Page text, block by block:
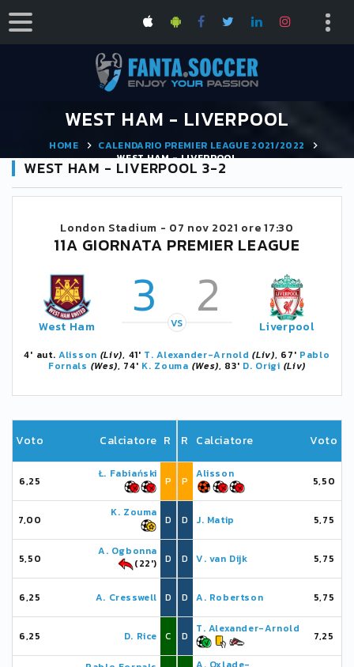
WEST HAM - LIVERPOOL
HOME
CALENDARIO PREMIER LEAGUE 2021/2022
WEST HAM - LIVERPOOL
WEST HAM - LIVERPOOL 3-2
London Stadium - 07 nov 2021 ore 17:30
11A GIORNATA PREMIER LEAGUE
West Ham 3 2
VS Liverpool
4' aut.Alisson (Liv), 41' T. Alexander-Arnold (Liv), 67' Pablo
Fornals (Wes), 74' K. Zouma (Wes), 83' D. Origi (Liv)
Voto Calciatore R
6,25
Ł. Fabiański
P
7,00
K. Zouma
D
5,50
A. Ogbonna
(22')
D
6,25 A. Cresswell D
6,25 D. Rice C
R Calciatore Voto
P
Alisson
5,50
D J. Matip 5,75
D V. van Dijk 5,75
D A. Robertson 5,75
D
T. Alexander-Arnold
7,25